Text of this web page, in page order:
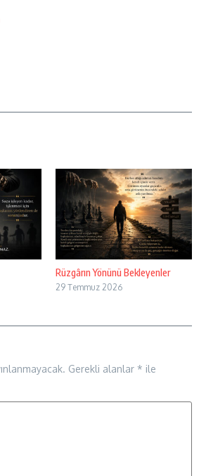
Rüzgârın Yönünü Bekleyenler
29 Temmuz 2026
Gerekli alanlar * ile